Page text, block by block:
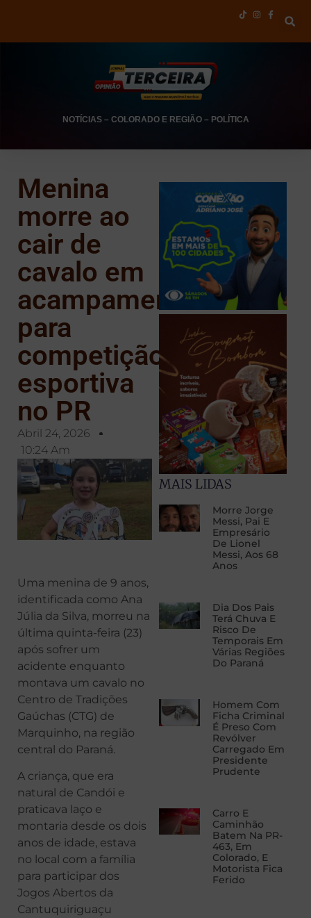
NOTÍCIAS– COLORADO E REGIÃO– POLÍTICA
Menina
morre ao
cair de
cavalo em
acampamento
para
competição
esportiva
no PR
Abril 24, 2026
10:24 Am
Uma menina de 9 anos,
identificada como Ana
Júlia da Silva, morreu na
última quinta-feira (23)
após sofrer um
acidente enquanto
montava um cavalo no
Centro de Tradições
Gaúchas (CTG) de
Marquinho, na região
central do Paraná.
A criança, que era
natural de Candói e
praticava laço e
montaria desde os dois
anos de idade, estava
no local com a família
para participar dos
Jogos Abertos da
Cantuquiriguaçu
MAIS LIDAS
Morre Jorge
Messi, Pai E
Empresário
De Lionel
Messi, Aos 68
Anos
Dia Dos Pais
Terá Chuva E
Risco De
Temporais Em
Várias Regiões
Do Paraná
Homem Com
Ficha Criminal
É Preso Com
Revólver
Carregado Em
Presidente
Prudente
Carro E
Caminhão
Batem Na PR-
463, Em
Colorado, E
Motorista Fica
Ferido